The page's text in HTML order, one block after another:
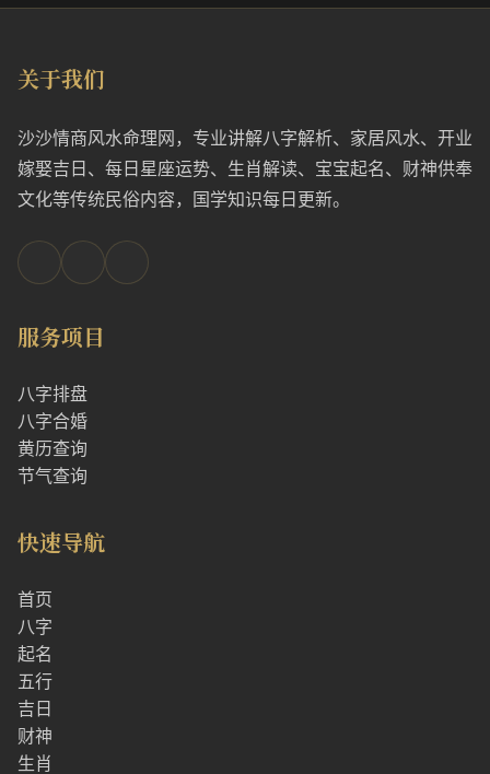
关于我们
沙沙情商风水命理网，专业讲解八字解析、家居风水、开业
嫁娶吉日、每日星座运势、生肖解读、宝宝起名、财神供奉
文化等传统民俗内容，国学知识每日更新。
服务项目
八字排盘
八字合婚
黄历查询
节气查询
快速导航
首页
八字
起名
五行
吉日
财神
生肖